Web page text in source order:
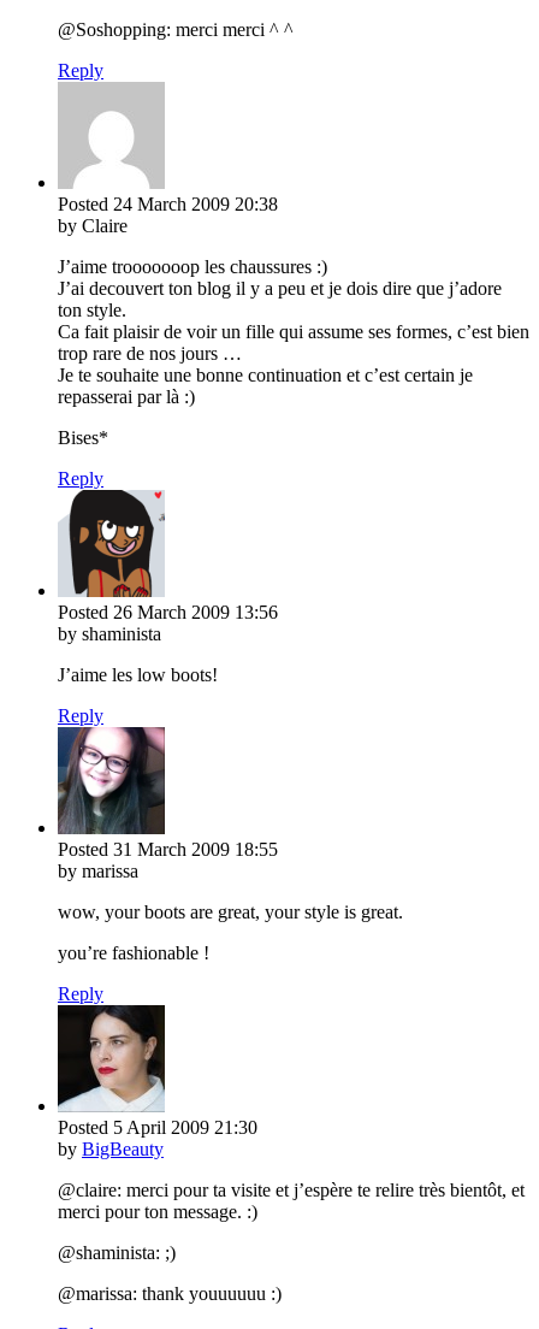
@Soshopping: merci merci ^ ^
Reply
Posted 24 March 2009 20:38
by Claire
J’aime trooooooop les chaussures :)
J’ai decouvert ton blog il y a peu et je dois dire que j’adore
ton style.
Ca fait plaisir de voir un fille qui assume ses formes, c’est bien
trop rare de nos jours …
Je te souhaite une bonne continuation et c’est certain je
repasserai par là :)
Bises*
Reply
Posted 26 March 2009 13:56
by shaminista
J’aime les low boots!
Reply
Posted 31 March 2009 18:55
by marissa
wow, your boots are great, your style is great.
you’re fashionable !
Reply
Posted 5 April 2009 21:30
by BigBeauty
@claire: merci pour ta visite et j’espère te relire très bientôt, et
merci pour ton message. :)
@shaminista: ;)
@marissa: thank youuuuuu :)